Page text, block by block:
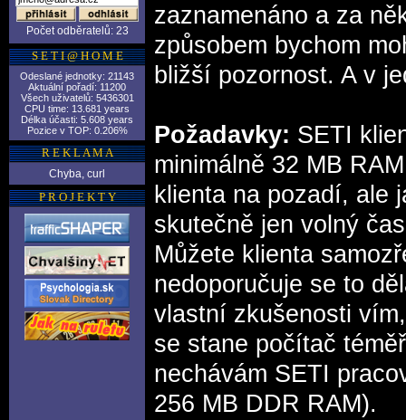
Počet odběratelů: 23
S E T I @ H O M E
Odeslané jednotky: 21143
Aktuální pořadí: 11200
Všech uživatelů: 5436301
CPU time: 13.681 years
Délka účasti: 5.608 years
Pozice v TOP: 0.206%
R E K L A M A
Chyba, curl
P R O J E K T Y
zaznamenáno a za
způsobem bychom
bližší pozornost. A v
Požadavky: SETI
minimálně 32 MB
klienta na pozadí, ale
skutečně jen volný
Můžete klienta
nedoporučuje se to
vlastní zkušenosti
se stane počítač
nechávám SETI
256 MB DDR RAM).